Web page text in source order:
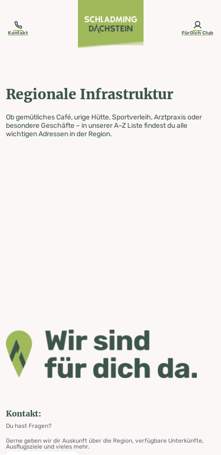
Kontakt FürDich Club
Regionale Infrastruktur
Ob gemütliches Café, urige Hütte, Sportverleih, Arztpraxis oder
besondere Geschäfte – in unserer A–Z Liste findest du alle
wichtigen Adressen in der Region.
Kontakt:
Du hast Fragen?
Gerne geben wir dir Auskunft über die Region, verfügbare Unterkünfte,
Ausflugsziele und vieles mehr.